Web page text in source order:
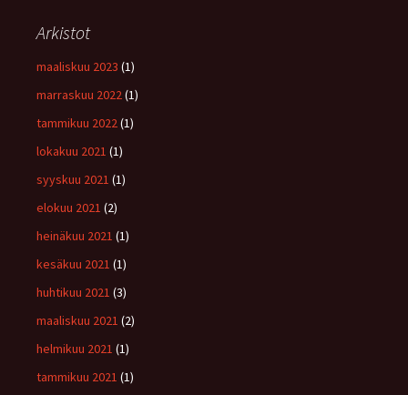
Arkistot
maaliskuu 2023 (1)
marraskuu 2022(1)
tammikuu 2022(1)
lokakuu 2021 (1)
syyskuu 2021 (1)
elokuu 2021 (2)
heinäkuu 2021 (1)
kesäkuu 2021 (1)
huhtikuu 2021 (3)
maaliskuu 2021 (2)
helmikuu 2021 (1)
tammikuu 2021 (1)